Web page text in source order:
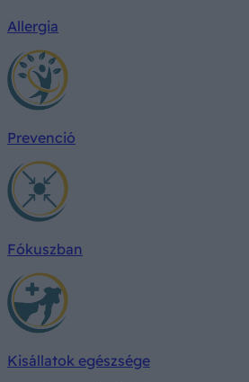
Allergia
Prevenció
Fókuszban
Kisállatok egészsége